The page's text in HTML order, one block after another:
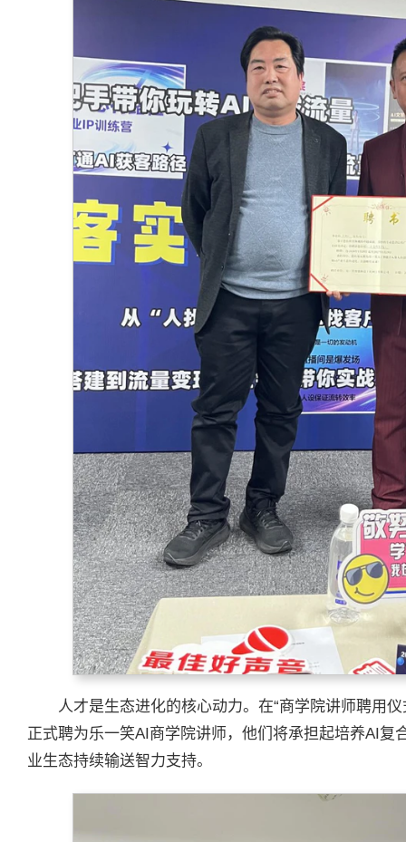
人才是生态进化的核心动力。在“商学院讲师聘用
正式聘为乐一笑AI商学院讲师，他们将承担起培养AI复
业生态持续输送智力支持。